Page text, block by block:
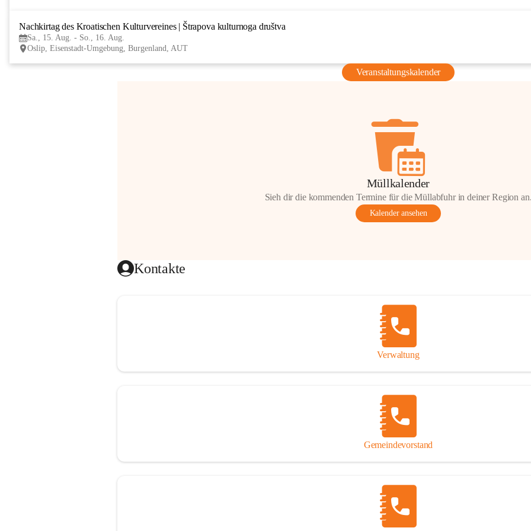
Nachkirtag des Kroatischen Kulturvereines | Štrapova kulturnoga društva
Sa., 15. Aug. - So., 16. Aug.
Oslip, Eisenstadt-Umgebung, Burgenland, AUT
Veranstaltungskalender
Müllkalender
Sieh dir die kommenden Termine für die Müllabfuhr in deiner Region an.
Kalender ansehen
Kontakte
Verwaltung
Gemeindevorstand